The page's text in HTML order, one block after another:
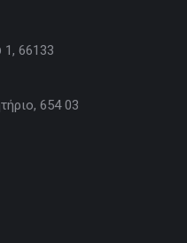
1, 66133
654 03